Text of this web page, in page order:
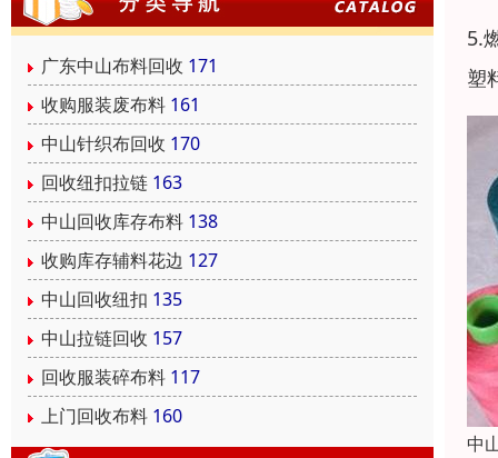
广东中山布料回收 171
收购服装废布料 161
中山针织布回收 170
回收纽扣拉链 163
中山回收库存布料 138
收购库存辅料花边 127
中山回收纽扣 135
中山拉链回收 157
回收服装碎布料 117
上门回收布料 160
5.
塑
中